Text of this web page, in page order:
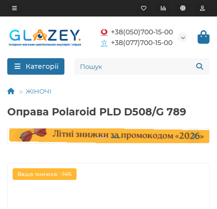
+38(050)700-15-00
+38(077)700-15-00
Категорії
ЖІНОЧІ
Оправа Polaroid PLD D508/G 789
Ваша знижка: -14%